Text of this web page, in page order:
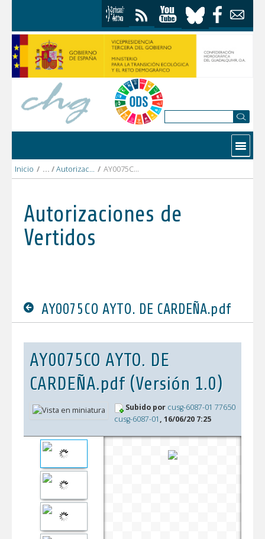
Contactar
Inicio / Autorizaciones Vertidos / AY0075CO AYTO. DE CARDEÑA.pdf
Autorizaciones de
Vertidos
AY0075CO AYTO. DE CARDEÑA.pdf
AY0075CO AYTO. DE
CARDEÑA.pdf (Versión 1.0)
Subido por cusg-6087-01 77650
cusg-6087-01 , 16/06/20 7:25